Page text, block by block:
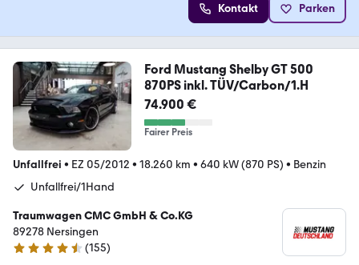
Kontakt Parken
Ford Mustang Shelby GT 500
870PS inkl. TÜV/Carbon/1.H
74.900 €
Fairer Preis
Unfallfrei • EZ 05/2012 • 18.260 km • 640 kW (870 PS) • Benzin
Unfallfrei/1Hand
Traumwagen CMC GmbH & Co.KG
89278 Nersingen
4.3 Sterne
(155)